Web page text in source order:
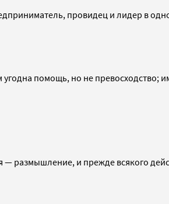
провидец и лидер в
угодна помощь, но не превосходство;
— размышление, и прежде всякого